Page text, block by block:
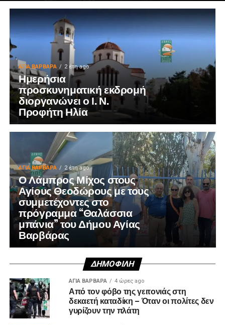
ΑΓΙΑ ΒΑΡΒΑΡΑ 2 έτη ago
Ημερήσια
προσκυνηματική εκδρομή
διοργανώνει ο Ι. Ν.
Προφήτη Ηλία
ΑΓΙΑ ΒΑΡΒΑΡΑ 2 έτη ago
Ο Λάμπρος Μίχος στους
Αγίους Θεοδώρους με τους
συμμετέχοντες στο
πρόγραμμα “Θαλάσσια
μπάνια” του Δήμου Αγίας
Βαρβάρας
ΔΗΜΟΦΙΛΉ
ΑΓΙΑ ΒΑΡΒΑΡΑ 4 ώρες ago
Από τον φόβο της γειτονιάς στη
δεκαετή καταδίκη – Όταν οι πολίτες δεν
γυρίζουν την πλάτη